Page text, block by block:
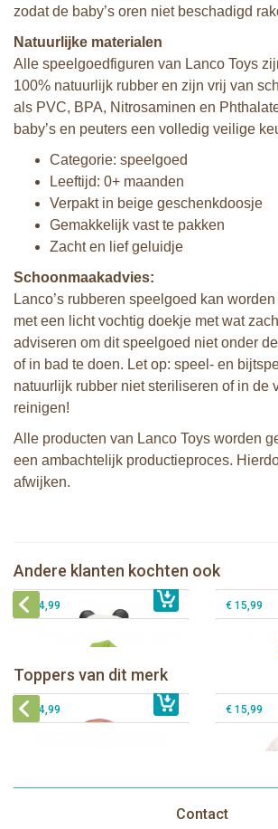
zodat de baby’s oren niet beschadigd
Natuurlijke materialen
Alle speelgoedfiguren van Lanco Toys
100% natuurlijk rubber en zijn vrij van
als PVC, BPA, Nitrosaminen en
baby’s en peuters een volledig veilige
Categorie: speelgoed
Leeftijd: 0+ maanden
Verpakt in beige geschenkdoosje
Gemakkelijk vast te pakken
Zacht en lief geluidje
Schoonmaakadvies:
Lanco’s rubberen speelgoed kan
met een licht vochtig doekje met wat
adviseren om dit speelgoed niet onder
of in bad te doen. Let op: speel- en
natuurlijk rubber niet steriliseren of in de
reinigen!
Alle producten van Lanco Toys worden
een ambachtelijk productieproces.
afwijken.
Andere klanten kochten ook
€ 15,99Lanco - Bijtspeeltje Palmblad
€ 14,99 € 15,99
Toppers van dit merk
Lanco - Bijtspeeltje Regenboog
€ 15,99
Lanco -
Lanco - Sensory Bijtspeeltje Vos
€ 14,99 € 15,99
Contact